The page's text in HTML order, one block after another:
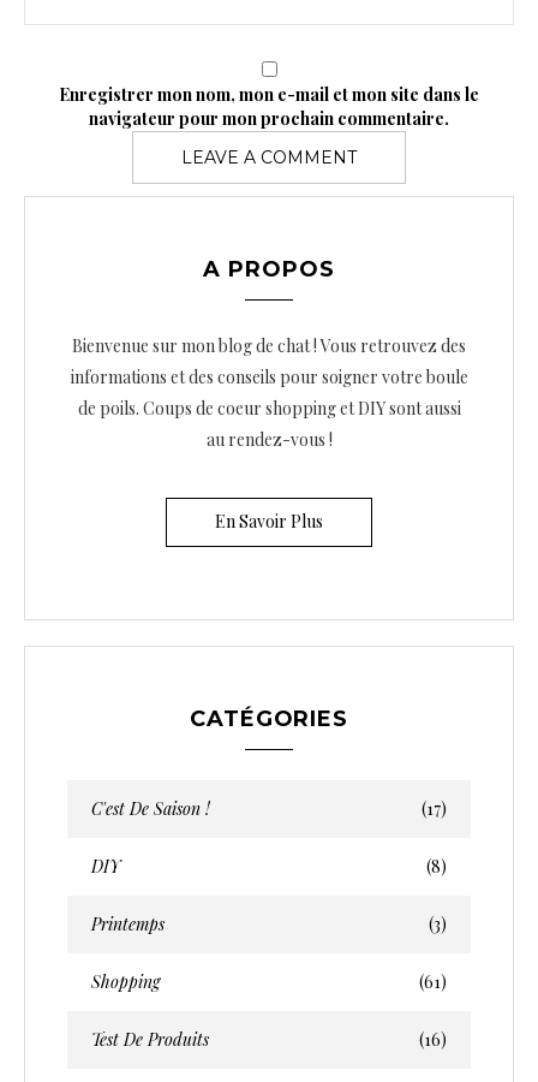
Enregistrer mon nom, mon e-mail et mon site dans le
navigateur pour mon prochain commentaire.
A PROPOS
Bienvenue sur mon blog de chat ! Vous retrouvez des
informations et des conseils pour soigner votre boule
de poils. Coups de coeur shopping et DIY sont aussi
au rendez-vous !
En Savoir Plus
CATÉGORIES
C'est De Saison ! (17)
DIY (8)
Printemps (3)
Shopping (61)
Test De Produits (16)